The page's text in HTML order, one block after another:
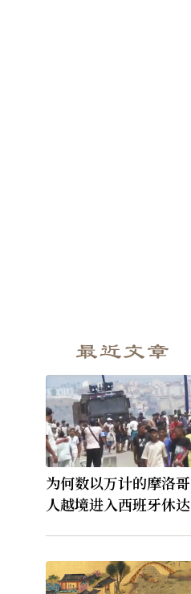
最近文章
为何数以万计的摩洛哥
人越境进入西班牙休达